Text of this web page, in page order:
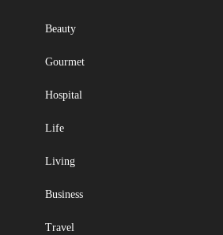
Beauty
Gourmet
Hospital
Life
Living
Business
Travel